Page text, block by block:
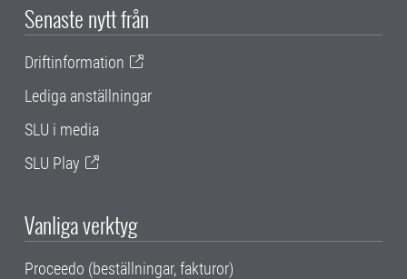
Senaste nytt från
Driftinformation
Lediga anställningar
SLU i media
SLU Play
Vanliga verktyg
Proceedo (beställningar, fakturor)